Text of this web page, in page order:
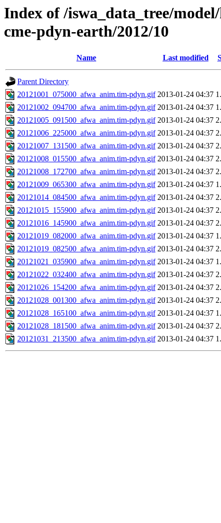
Index of /iswa_data_tree/
cme-pdyn-earth/2012/10
Name Last modified
Parent Directory
20121001_075000_afwa_anim.tim-pdyn.gif 2013-01-24 04:37
20121002_094700_afwa_anim.tim-pdyn.gif 2013-01-24 04:37
20121005_091500_afwa_anim.tim-pdyn.gif 2013-01-24 04:37
20121006_225000_afwa_anim.tim-pdyn.gif 2013-01-24 04:37
20121007_131500_afwa_anim.tim-pdyn.gif 2013-01-24 04:37
20121008_015500_afwa_anim.tim-pdyn.gif 2013-01-24 04:37
20121008_172700_afwa_anim.tim-pdyn.gif 2013-01-24 04:37
20121009_065300_afwa_anim.tim-pdyn.gif 2013-01-24 04:37
20121014_084500_afwa_anim.tim-pdyn.gif 2013-01-24 04:37
20121015_155900_afwa_anim.tim-pdyn.gif 2013-01-24 04:37
20121016_145900_afwa_anim.tim-pdyn.gif 2013-01-24 04:37
20121019_082000_afwa_anim.tim-pdyn.gif 2013-01-24 04:37
20121019_082500_afwa_anim.tim-pdyn.gif 2013-01-24 04:37
20121021_035900_afwa_anim.tim-pdyn.gif 2013-01-24 04:37
20121022_032400_afwa_anim.tim-pdyn.gif 2013-01-24 04:37
20121026_154200_afwa_anim.tim-pdyn.gif 2013-01-24 04:37
20121028_001300_afwa_anim.tim-pdyn.gif 2013-01-24 04:37
20121028_165100_afwa_anim.tim-pdyn.gif 2013-01-24 04:37
20121028_181500_afwa_anim.tim-pdyn.gif 2013-01-24 04:37
20121031_213500_afwa_anim.tim-pdyn.gif 2013-01-24 04:37